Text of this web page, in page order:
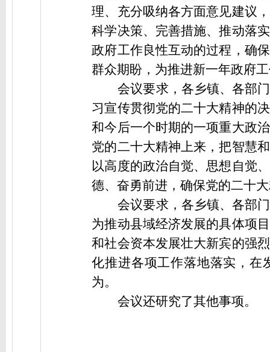
理、充分吸纳各方面意见建议
科学决策、完善措施、推动落
政府工作良性互动的过程，确
群众期盼，为推进新一年政府
会议要求， 各乡镇、各部
习宣传贯彻党的二十大精神的
和今后一个时期的一项重大政
党的二十大精神上来，把智慧
以高度的政治自觉、思想自觉
德、奋勇前进，确保党的二十
会议要求， 各乡镇、各部
为推动县域经济发展的具体项
和社会资本发展壮大新宾的强
化推进各项工作落地落实，在
为。
会议还研究了其他事项。